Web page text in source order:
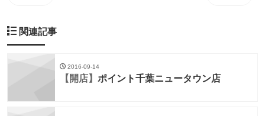
関連記事
2016-09-14
【開店】 ポイント千葉ニュータウン店